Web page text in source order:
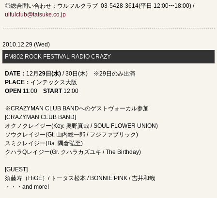
◎総合問い合わせ：ウルフルクラブ 03-5428-3614(平日 12:00〜18:00) /
ulfulclub@taisuke.co.jp
2010.12.29 (Wed)
FM802 ROCK FESTIVAL RADIO CRAZY
DATE ： 12月 29日(水) / 30日(木) ※29日のみ出演
PLACE ： インテックス大阪
OPEN 11:00 START12:00
※CRAZYMAN CLUB BANDへのゲストヴォーカル参加
[CRAZYMAN CLUB BAND]
オクノクレイジー(Key. 奥野真哉 / SOUL FLOWER UNION)
ソウクレイジー(Gt. 山内総一郎 / フジファブリック)
スミクレイジー(Ba. 隅倉弘至)
クハラQレイジー(Gr. クハラカズユキ / The Birthday)
[GUEST]
須藤寿（HiGE）/ トータス松本 / BONNIE PINK / 吉井和哉
・・・and more!